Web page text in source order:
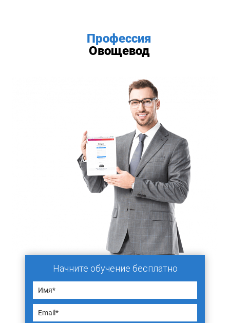
Профессия
Овощевод
Начните обучение бесплатно